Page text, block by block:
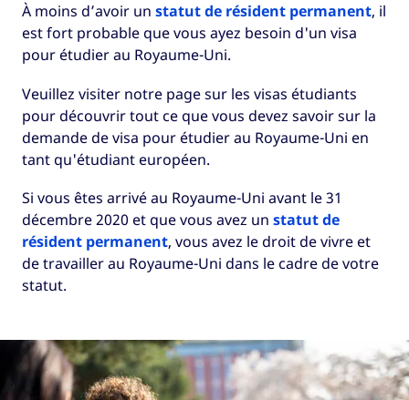
À moins d’avoir un statut de résident permanent, il
est fort probable que vous ayez besoin d'un visa
pour étudier au Royaume-Uni.
Veuillez visiter notre page sur les visas étudiants
pour découvrir tout ce que vous devez savoir sur la
demande de visa pour étudier au Royaume-Uni en
tant qu'étudiant européen.
Si vous êtes arrivé au Royaume-Uni avant le 31
décembre 2020 et que vous avez un statut de
résident permanent, vous avez le droit de vivre et
de travailler au Royaume-Uni dans le cadre de votre
statut.